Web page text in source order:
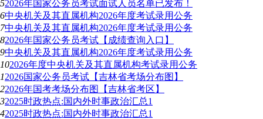
52026年国家公务员考试面试人员名单已发布！
6中央机关及其直属机构2026年度考试录用公务
7中央机关及其直属机构2026年度考试录用公务
82026年国家公务员考试【成绩查询入口】
9中央机关及其直属机构2026年度考试录用公务
102026年度中央机关及其直属机构考试录用公务
12026国家公务员考试【吉林省考场分布图】
22026年国考考场分布图【吉林省考区】
32025时政热点:国内外时事政治汇总1
42025时政热点:国内外时事政治汇总1